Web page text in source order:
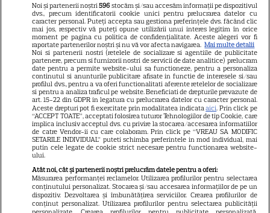
7
7 cupluri celebre care s-au
împăcat după scandaluri de
infidelitate. Cine a rămas
împreună și cine a ajuns la
despărțire
Gest uriaș: iubita finalistului
argentinian a prezentat
Messi
Noi și partenerii noștri596 stocăm și/sau accesăm informații pe dispozitivul
dvs., precum identificatorii cookie unici pentru prelucrarea datelor cu
caracter personal. Puteți accepta sau gestiona preferințele dvs. făcând clic
mai jos, respectiv vă puteți opune utilizării unui interes legitim în orice
moment pe pagina cu politica de confidențialitate. Aceste alegeri vor fi
raportate partenerilor noștri și nu vă vor afecta navigarea. Mai multe detalii
Noi si partenerii nostri (retelele de socializare si agentiile de publicitate
partenere, precum si furnizorii nostri de servicii de date analitice) prelucram
date pentru a permite website-ului sa functioneze, pentru a personaliza
continutul si anunturile publicitare afisate in functie de interesele si/sau
profilul dvs., pentru a va oferi functionalitati aferente retelelor de socializare
si pentru a analiza traficul pe website. Beneficiati de drepturile prevazute de
art. 15-22 din GDPR in legatura cu prelucrarea datelor cu caracter personal.
Aceste drepturi pot fi exercitate prin modalitatea indicataaici. Prin click pe
“ACCEPT TOATE”, acceptati folosirea tuturor Tehnologiilor de tip Cookie, care
implica inclusiv acceptul dvs. cu privire la stocarea/accesarea informatiilor
de catre Vendor-ii cu care colaboram. Prin click pe “VREAU SA MODIFIC
SETARILE INDIVIDUAL” puteti schimba preferintele in mod individual, mai
putin cele legate de cookie strict necesare pentru functionarea website-
ului.
Atât noi, cât și partenerii noștri prelucrăm datele pentru a oferi:
Măsurarea performanței reclamelor. Utilizarea profilurilor pentru selectarea
conținutului personalizat. Stocarea și/sau accesarea informațiilor de pe un
dispozitiv. Dezvoltarea și îmbunătățirea serviciilor. Crearea profilurilor de
conținut personalizat. Utilizarea profilurilor pentru selectarea publicității